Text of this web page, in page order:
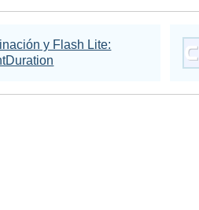
y Flash Lite: